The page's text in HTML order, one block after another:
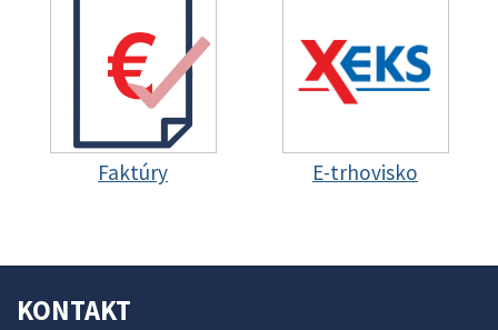
Faktúry E-trhovisko
KONTAKT